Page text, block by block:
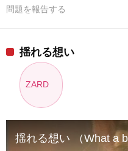
問題を報告する
揺れる想い
ZARD
揺れる想い （What a